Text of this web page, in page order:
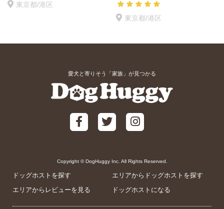
東京都/港区
東京都/港区
愛犬と寄りそう「家族」が見つかる
Copyright © DogHuggy Inc. All Rights Reserved.
ドッグホストを探す
エリアからドッグホストを探す
エリアからレビューを見る
ドッグホストになる